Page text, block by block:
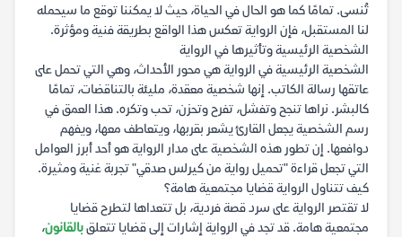
تُنسى. تمامًا كما هو الحال في الحياة، حيث لا يمكننا توقع ما سيحمله
لنا المستقبل، فإن الرواية تعكس هذا الواقع بطريقة فنية ومؤثرة.
الشخصية الرئيسية وتأثيرها في الرواية
الشخصية الرئيسية في الرواية هي محور الأحداث، وهي التي تحمل على
عاتقها رسالة الكاتب. إنها شخصية معقدة، مليئة بالتناقضات، تمامًا
كالبشر. نراها تنجح وتفشل، تفرح وتحزن، تحب وتكره. هذا العمق في
رسم الشخصية يجعل القارئ يشعر بقربها، ويتعاطف معها، ويفهم
دوافعها. إن تطور هذه الشخصية على مدار الرواية هو أحد أبرز العوامل
التي تجعل قراءة "تحميل رواية من كيرلس صدقي" تجربة غنية ومثيرة.
كيف تتناول الرواية قضايا مجتمعية هامة؟
لا تقتصر الرواية على سرد قصة فردية، بل تتعداها لتطرح قضايا
مجتمعية هامة. قد تجد في الرواية إشارات إلى قضايا تتعلقبالقانون،